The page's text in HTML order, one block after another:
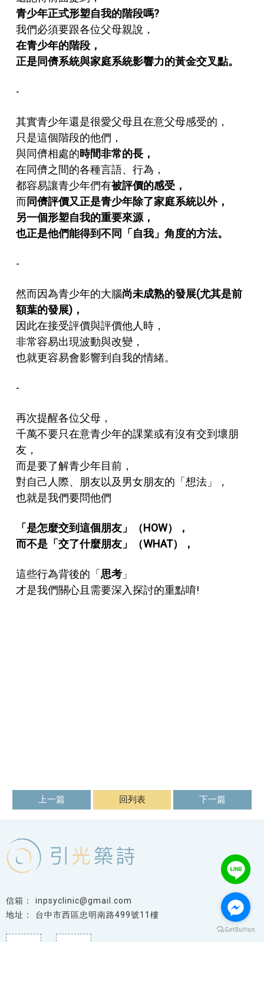
青少年正式形塑自我的階段嗎?
我們必須要跟各位父母親說，
在青少年的階段，
正是同儕系統與家庭系統影響力的黃金交叉點。
-
其實青少年還是很愛父母且在意父母感受的，
只是這個階段的他們，
與同儕相處的時間非常的長，
在同儕之間的各種言語、行為，
都容易讓青少年們有被評價的感受，
而同儕評價又正是青少年除了家庭系統以外，
另一個形塑自我的重要來源，
也正是他們能得到不同「自我」角度的方法。
-
然而因為青少年的大腦尚未成熟的發展(尤其是前
額葉的發展)，
因此在接受評價與評價他人時，
非常容易出現波動與改變，
也就更容易會影響到自我的情緒。
-
再次提醒各位父母，
千萬不要只在意青少年的課業或有沒有交到壞朋
友，
而是要了解青少年目前，
對自己人際、朋友以及男女朋友的「想法」，
也就是我們要問他們
「是怎麼交到這個朋友」（HOW），
而不是「交了什麼朋友」（WHAT），
這些行為背後的「 思考 」
才是我們關心且需要深入探討的重點唷!
上一篇 回列表 下一篇
inpsyclinic@gmail.com
台中市西區忠明南路499號11樓